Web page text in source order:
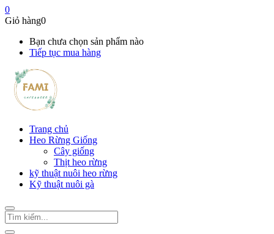
0
Giỏ hàng0
Bạn chưa chọn sản phẩm nào
Tiếp tục mua hàng
Trang chủ
Heo Rừng Giống
Cây giống
Thịt heo rừng
kỹ thuật nuôi heo rừng
Kỹ thuật nuôi gà